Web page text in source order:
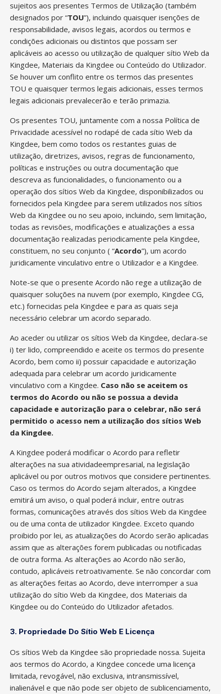
sujeitos aos presentes Termos de Utilização (também
designados por “TOU”), incluindo quaisquer isenções de
responsabilidade, avisos legais, acordos ou termos e
condições adicionais ou distintos que possam ser
aplicáveis ao acesso ou utilização de qualquer sítio Web da
Kingdee, Materiais da Kingdee ou Conteúdo do Utilizador.
Se houver um conflito entre os termos das presentes
TOU e quaisquer termos legais adicionais, esses termos
legais adicionais prevalecerão e terão primazia.
Os presentes TOU, juntamente com a nossa Política de
Privacidade acessível no rodapé de cada sítio Web da
Kingdee, bem como todos os restantes guias de
utilização, diretrizes, avisos, regras de funcionamento,
políticas e instruções ou outra documentação que
descreva as funcionalidades, o funcionamento ou a
operação dos sítios Web da Kingdee, disponibilizados ou
fornecidos pela Kingdee para serem utilizados nos sítios
Web da Kingdee ou no seu apoio, incluindo, sem limitação,
todas as revisões, modificações e atualizações a essa
documentação realizadas periodicamente pela Kingdee,
constituem, no seu conjunto ( “Acordo”), um acordo
juridicamente vinculativo entre o Utilizador e a Kingdee.
Note-se que o presente Acordo não rege a utilização de
quaisquer soluções na nuvem (por exemplo, Kingdee CG,
etc.) fornecidas pela Kingdee e para as quais seja
necessário celebrar um acordo separado.
Ao aceder ou utilizar os sítios Web da Kingdee, declara-se
i) ter lido, compreendido e aceite os termos do presente
Acordo, bem como ii) possuir capacidade e autorização
adequada para celebrar um acordo juridicamente
vinculativo com a Kingdee. Caso não se aceitem os
termos do Acordo ou não se possua a devida
capacidade e autorização para o celebrar, não será
permitido o acesso nem a utilização dos sítios Web
da Kingdee.
A Kingdee poderá modificar o Acordo para refletir
alterações na sua atividadeempresarial, na legislação
aplicável ou por outros motivos que considere pertinentes.
Caso os termos do Acordo sejam alterados, a Kingdee
emitirá um aviso, o qual poderá incluir, entre outras
formas, comunicações através dos sítios Web da Kingdee
ou de uma conta de utilizador Kingdee. Exceto quando
proibido por lei, as atualizações do Acordo serão aplicadas
assim que as alterações forem publicadas ou notificadas
de outra forma. As alterações ao Acordo não serão,
contudo, aplicáveis retroativamente. Se não concordar com
as alterações feitas ao Acordo, deve interromper a sua
utilização do sítio Web da Kingdee, dos Materiais da
Kingdee ou do Conteúdo do Utilizador afetados.
3. Propriedade Do SÍTio Web E Licença
Os sítios Web da Kingdee são propriedade nossa. Sujeita
aos termos do Acordo, a Kingdee concede uma licença
limitada, revogável, não exclusiva, intransmissível,
inalienável e que não pode ser objeto de sublicenciamento,